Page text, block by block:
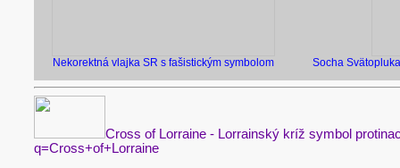
Nekorektná vlajka SR s fašistickým symbolom Socha
Cross of Lorraine - Lorrainský kríž symbol
q=Cross+of+Lorraine